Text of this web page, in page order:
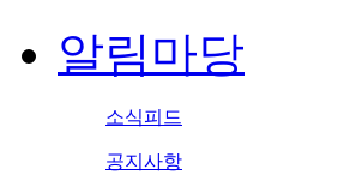
알림마당
소식피드
공지사항